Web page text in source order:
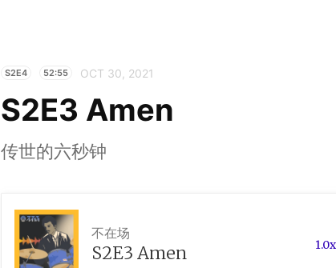
S2E4 52:55 OCT 30, 2021
S2E3 Amen
传世的六秒钟
不在场
S2E3 Amen 1.0x